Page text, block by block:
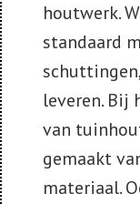
houtwerk.
standaard
leveren. Bij
van
gemaakt
materiaal.